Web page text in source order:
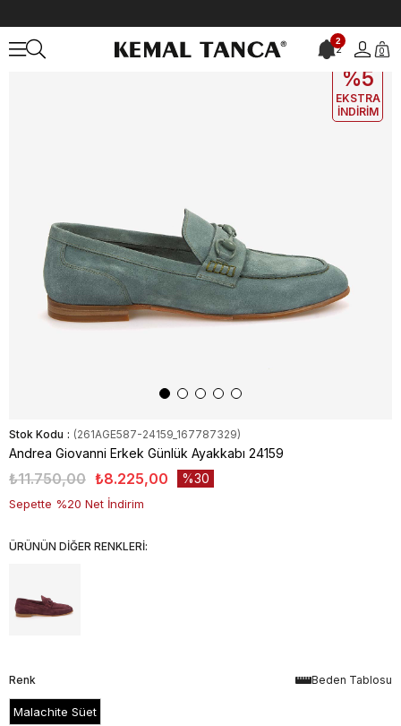
2
2 0
EKLE5
%5
EKSTRA
İNDİRİM
Stok Kodu (261AGE587-24159_167787329)
Andrea Giovanni Erkek Günlük Ayakkabı 24159
₺11.750,00 ₺8.225,00 30
Sepette %20 Net İndirim
ÜRÜNÜN DİĞER RENKLERİ:
Beden Tablosu
Renk
Malachite Süet